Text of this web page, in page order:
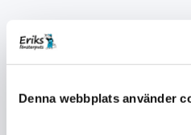
Denna webbplats använder